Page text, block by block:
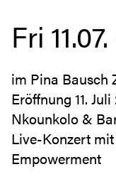
Fri
im Pina Bausch
Eröffnung 11.
Nkounkolo &
Live-Konzert
Empowerment